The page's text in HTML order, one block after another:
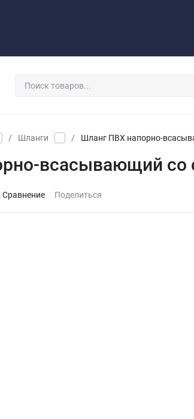
/ Шланги / Шланг ПВХ напорно-
всасывающий
Сравнение Поделиться